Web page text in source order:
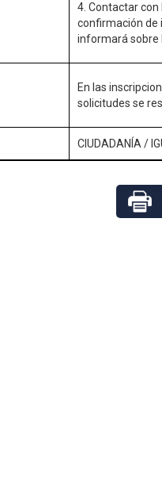
4. Contactar
confirmación de
informará sobre
En las
solicitudes se
CIUDADANÍA /